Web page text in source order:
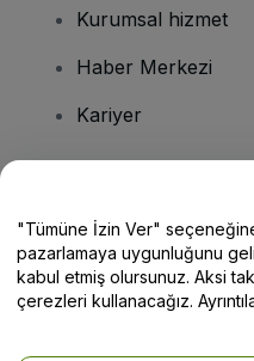
Kurumsal hizmet
Haber Merkezi
Kariyer
Yardım Merkezi /
"Tümüne İzin Ver"
pazarlamaya uygunluğunu
kabul etmiş olursunuz. Aksi
çerezleri kullanacağız.